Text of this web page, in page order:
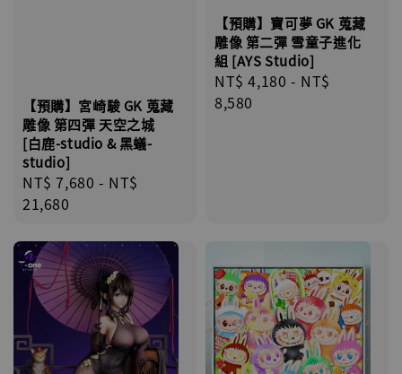
【預購】宮崎駿 GK 蒐藏
雕像 第四彈 天空之城
[白鹿-studio & 黑蟻-
studio]
Regular
price
NT$ 7,680 - NT$
21,680
【預購】寶可夢 GK 蒐藏
雕像 第二彈 雪童子進化
組 [AYS Studio]
Regular
price
NT$ 4,180 - NT$
8,580